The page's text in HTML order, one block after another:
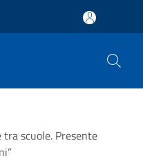
scuole. Presente